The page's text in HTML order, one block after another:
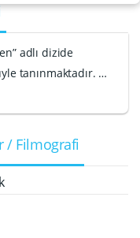
adlı dizide
tanınmaktadır. …
/ Filmografi